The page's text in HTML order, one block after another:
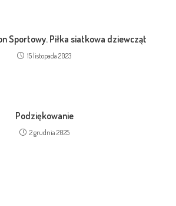
Sportowy. Piłka siatkowa dziewcząt
15 listopada 2023
Podziękowanie
2 grudnia 2025